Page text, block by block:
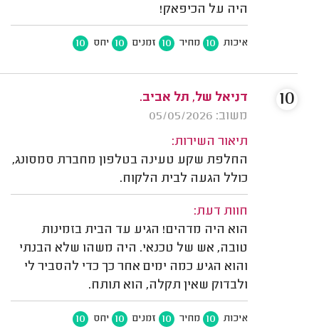
היה על הכיפאק!
איכות 10 מחיר 10 זמנים 10 יחס 10
דניאל של, תל אביב.
משוב: 05/05/2026
תיאור השירות:
החלפת שקע טעינה בטלפון מחברת סמסונג,
כולל הגעה לבית הלקוח.
חוות דעת:
הוא היה מדהים! הגיע עד הבית בזמינות
טובה, אש של טכנאי. היה משהו שלא הבנתי
והוא הגיע כמה ימים אחר כך כדי להסביר לי
ולבדוק שאין תקלה, הוא תותח.
איכות 10 מחיר 10 זמנים 10 יחס 10
10